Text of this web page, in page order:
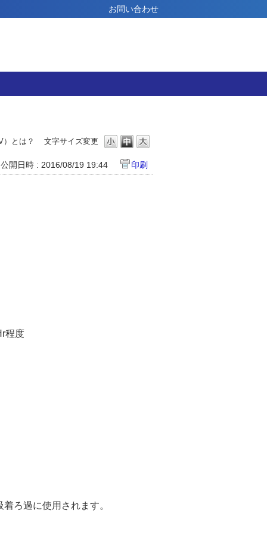
お問い合わせ
文字サイズ変更
）とは？
公開日時 : 2016/08/19 19:44 印刷
程度
ろ過に使用されます。